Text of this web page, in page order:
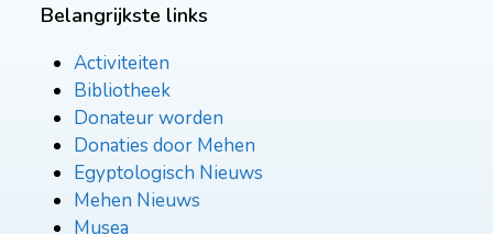
Belangrijkste links
Activiteiten
Bibliotheek
Donateur worden
Donaties door Mehen
Egyptologisch Nieuws
Mehen Nieuws
Musea